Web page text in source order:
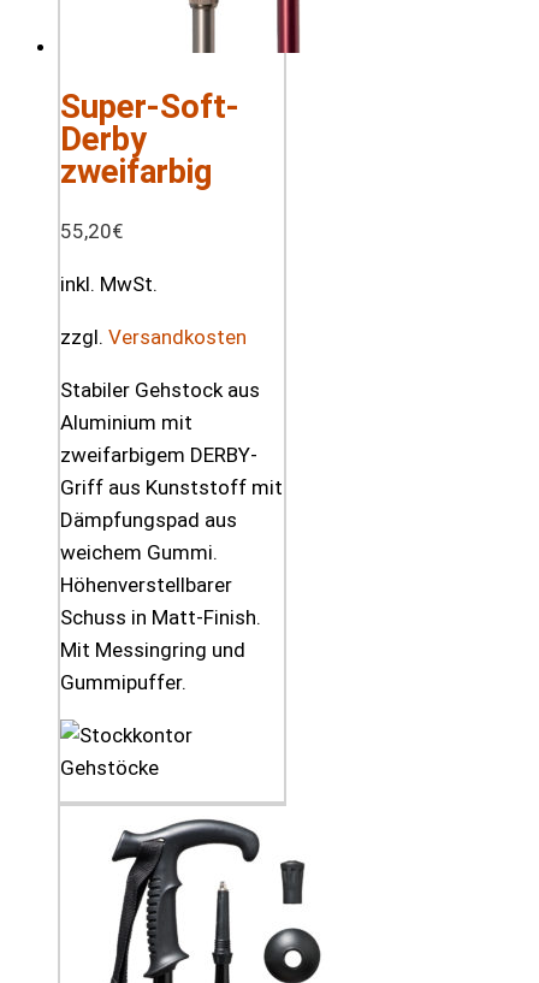
Super-Soft-
Derby
zweifarbig
55,20€
inkl. MwSt.
zzgl. Versandkosten
Stabiler Gehstock aus
Aluminium mit
zweifarbigem DERBY-
Griff aus Kunststoff mit
Dämpfungspad aus
weichem Gummi.
Höhenverstellbarer
Schuss in Matt-Finish.
Mit Messingring und
Gummipuffer.